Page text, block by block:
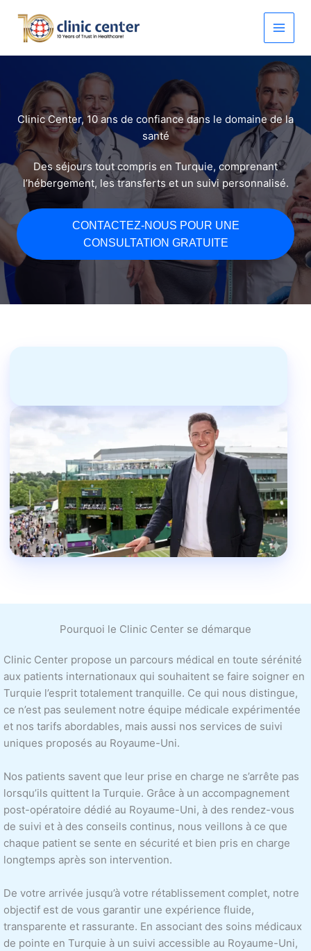
contenu
Clinic Center, 10 ans de confiance dans le domaine de la
santé​
Des séjours tout compris en Turquie, comprenant
l’hébergement, les transferts et un suivi personnalisé.
CONTACTEZ-NOUS POUR UNE
CONSULTATION GRATUITE
Pourquoi le Clinic Center se démarque
Clinic Center propose un parcours médical en toute sérénité
aux patients internationaux qui souhaitent se faire soigner en
Turquie l’esprit totalement tranquille. Ce qui nous distingue,
ce n’est pas seulement notre équipe médicale expérimentée
et nos tarifs abordables, mais aussi nos services de suivi
uniques proposés au Royaume-Uni.
Nos patients savent que leur prise en charge ne s’arrête pas
lorsqu’ils quittent la Turquie. Grâce à un accompagnement
post-opératoire dédié au Royaume-Uni, à des rendez-vous
de suivi et à des conseils continus, nous veillons à ce que
chaque patient se sente en sécurité et bien pris en charge
longtemps après son intervention.
De votre arrivée jusqu’à votre rétablissement complet, notre
objectif est de vous garantir une expérience fluide,
transparente et rassurante. En associant des soins médicaux
de pointe en Turquie à un suivi accessible au Royaume-Uni,